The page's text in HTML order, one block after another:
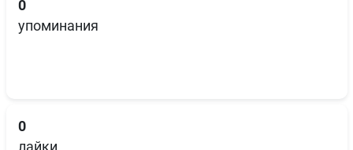
0
упоминания
0